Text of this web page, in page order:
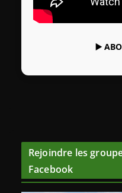
▶️
Rejoindre les
Facebook